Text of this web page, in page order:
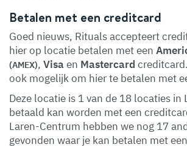
Betalen met een creditcard
Goed nieuws, Rituals accepteert
hier op locatie betalen met een
(AMEX), Visa en Mastercard
ook mogelijk om hier te betalen met
Deze locatie is 1 van de 18 locaties in
betaald kan worden met een
Laren-Centrum hebben we nog 17
gevonden waar je kan betalen met